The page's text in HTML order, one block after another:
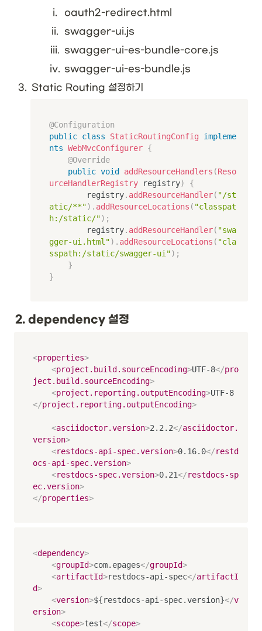
i.
oauth2-redirect.html
ii.
swagger-ui.js
iii. swagger-ui-es-bundle-core.js
iv. swagger-ui-es-bundle.js
3. Static Routing 설정하기
@Configuration
public class StaticRoutingConfig
impleme
nts WebMvcConfigurer {
@Override
public void addResourceHandlers (Reso
urceHandlerRegistry registry)
{
        registry
. addResourceHandler( "/st
atic/**") . addResourceLocations ( "classpat
h:/static/") ;
        registry
. addResourceHandler( "swa
gger-ui.html") . addResourceLocations ( "cla
sspath:/static/swagger-ui") ;
}
}
2. dependency 설정
<properties>
<project.build.sourceEncoding>UTF-8</pro
ject.build.sourceEncoding>
<project.reporting.outputEncoding>UTF-8
</project.reporting.outputEncoding>
<asciidoctor.version>2.2.2</asciidoctor.
version>
<restdocs-api-spec.version>0.16.0</restd
ocs-api-spec.version>
<restdocs-spec.version>0.21</restdocs-sp
ec.version>
</properties>
<dependency>
<groupId>com.epages</groupId>
<artifactId>restdocs-api-spec</artifactI
d>
<version>${restdocs-api-spec.version}</v
ersion>
<scope>test</scope>